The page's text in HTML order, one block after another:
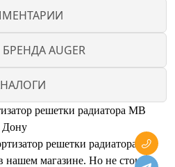
AUGER
решетки радиатора MB
Дону
решетки радиатора MB
нашем магазине. Но не стоит